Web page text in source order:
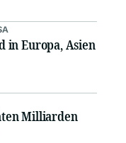
in Europa, Asien
Milliarden